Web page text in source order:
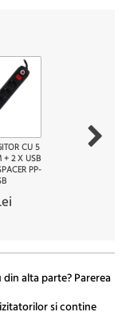
CU 5
+ 2 X USB
PP-
alta parte? Parerea
si contine